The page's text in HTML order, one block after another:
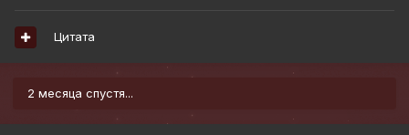
Цитата
2 месяца спустя...